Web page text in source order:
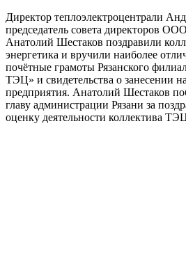
Директор теплоэлектроцентрали
председатель совета директоров
Анатолий Шестаков поздравили
энергетика и вручили наиболее
почётные грамоты Рязанского
ТЭЦ» и свидетельства о занесении
предприятия. Анатолий Шестаков
главу администрации Рязани за
оценку деятельности коллектива